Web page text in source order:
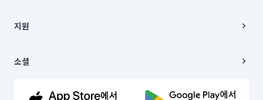
상품, 상품정보, 거래에 관한 의무와 책임은 거래당사자에게 있습니다.
언론 보도 관련 문의:
© 유한회사 미소. Miso, Inc. All Rights Reserved.
이사
지원
이용약관
문의하기
소셜
유튜브